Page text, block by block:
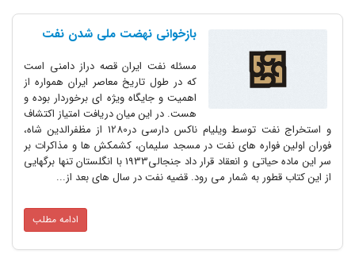
بازخوانی نهضت ملی شدن نفت
مسئله نفت ایران قصه دراز دامنی است
که در طول تاریخ معاصر ایران همواره از
اهمیت و جایگاه ویژه ای برخوردار بوده و
هست. در این میان دریافت امتیاز اکتشاف
و استخراج نفت توسط ویلیام ناکس دارسی در1280 از مظفرالدین شاه،
فوران اولین فواره های نفت در مسجد سلیمان، کشمکش ها و مذاکرات بر
سر این ماده حیاتی و انعقاد قرار داد جنجالی1933 با انگلستان تنها برگهایی
از این کتاب قطور به شمار می رود. قضیه نفت در سال های بعد از...
ادامه مطلب